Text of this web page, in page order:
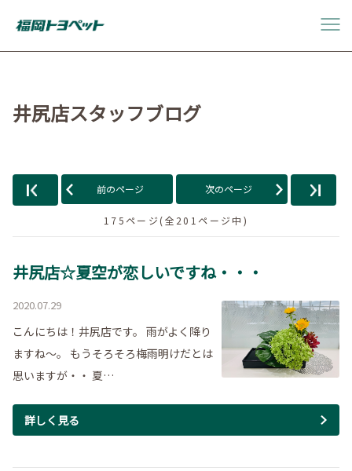
井尻店スタッフブログ
前のページ 次のページ
175ページ(全201ページ中)
井尻店☆夏空が恋しいですね・・・
2020.07.29
こんにちは！井尻店です。 雨がよく降り
ますね～。 もうそろそろ梅雨明けだとは
思いますが・・ 夏…
詳しく見る